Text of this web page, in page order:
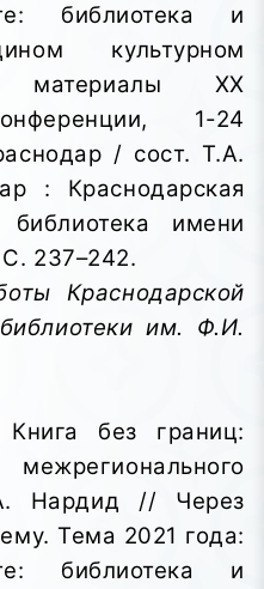
библиотека и
культурном
XX
1-24
/ сост. Т.А.
: Краснодарская
имени
237–242.
Краснодарской
им. Ф.И.
Книга без границ:
Нардид // Через
Тема 2021 года:
библиотека и